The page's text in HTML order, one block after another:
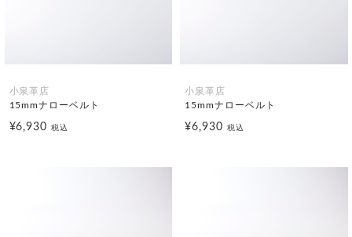
小泉革店
15mmナローベルト
¥6,930税込
小泉革店
15mmナローベルト
¥6,930 税込